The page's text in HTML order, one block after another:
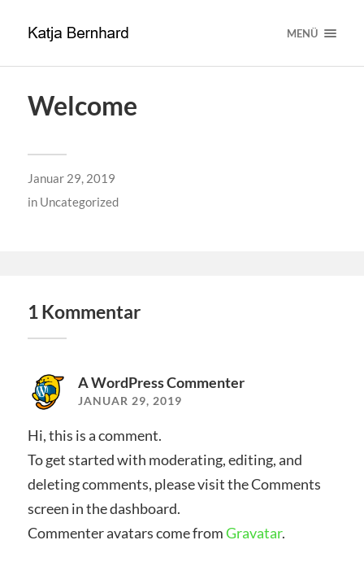
MENÜ
Welcome
Januar 29, 2019
in Uncategorized
1 Kommentar
A WordPress Commenter
JANUAR 29, 2019
Hi, this is a comment.
To get started with moderating, editing, and
deleting comments, please visit the Comments
screen in the dashboard.
Commenter avatars come fromGravatar.